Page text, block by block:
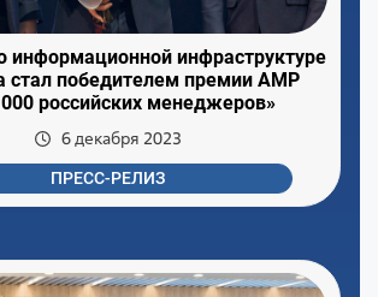
информационной инфраструктуре
стал победителем премии АМР
российских менеджеров»
6 декабря 2023
ПРЕСС-РЕЛИЗ